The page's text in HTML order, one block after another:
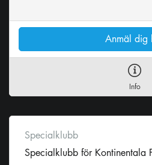
Anmäl dig
Info
Specialklubb
Specialklubb för Kontinentala